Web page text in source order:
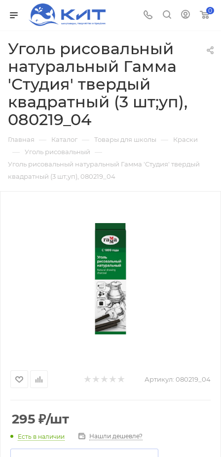
0
Уголь рисовальный
натуральный Гамма
'Студия' твердый
квадратный (3 шт;уп),
080219_04
Главная — Каталог — Товары для школы — Краски
— Уголь рисовальный —
Уголь рисовальный натуральный Гамма 'Студия' твердый
квадратный (3 шт;уп), 080219_04
Артикул: 080219_04
295 ₽/шт
Есть в наличии Нашли дешевле?